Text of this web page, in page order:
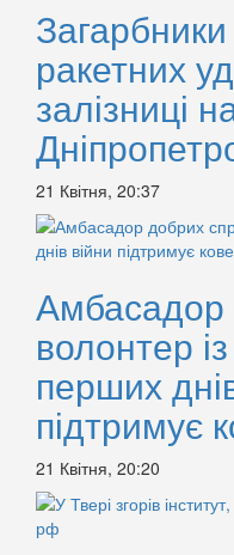
ракетних
залізниці
21 Квітня, 20:37
Амбасадор
волонтер
перших
підтримує
21 Квітня, 20:20